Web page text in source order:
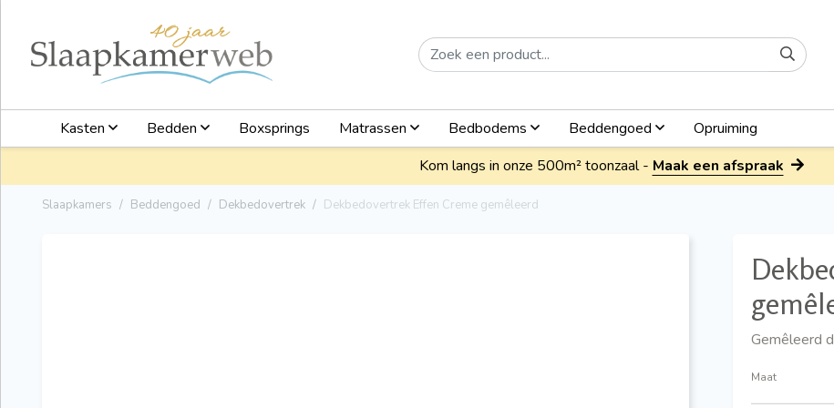
Kasten Bedden Boxsprings Matrassen Bedbodems Beddengoed
Opruiming
Kom langs in onze 500m² toonzaal - Maak een afspraak
Slaapkamers Beddengoed Dekbedovertrek Dekbedovertrek Effen Creme gemêleerd
Gemêleerd
Maat